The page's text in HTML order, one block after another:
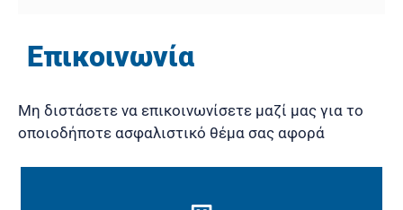
Επικοινωνία
Μη διστάσετε να επικοινωνίσετε μαζί μας για το
οποιοδήποτε ασφαλιστικό θέμα σας αφορά